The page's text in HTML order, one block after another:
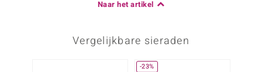
Naar het artikel
Vergelijkbare sieraden
-23%